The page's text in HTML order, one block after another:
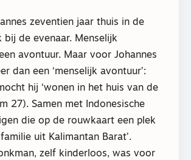
zeventien jaar thuis in de
bij de evenaar. Menselijk
avontuur. Maar voor Johannes
dan een ‘menselijk avontuur’:
hij ‘wonen in het huis van de
27). Samen met Indonesische
die op de rouwkaart een plek
uit Kalimantan Barat’.
zelf kinderloos, was voor